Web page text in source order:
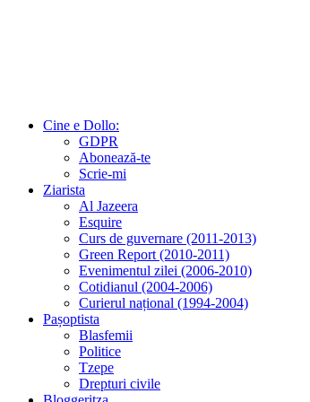
Cine e Dollo:
GDPR
Abonează-te
Scrie-mi
Ziarista
Al Jazeera
Esquire
Curs de guvernare (2011-2013)
Green Report (2010-2011)
Evenimentul zilei (2006-2010)
Cotidianul (2004-2006)
Curierul național (1994-2004)
Pașoptista
Blasfemii
Politice
Tzepe
Drepturi civile